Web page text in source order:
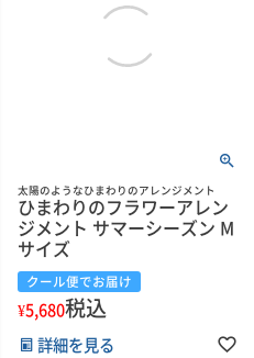
太陽のようなひまわりのアレンジメント
ひまわりのフラワーアレン
ジメント サマーシーズン M
サイズ
クール便でお届け
¥5,680税込
詳細を見る